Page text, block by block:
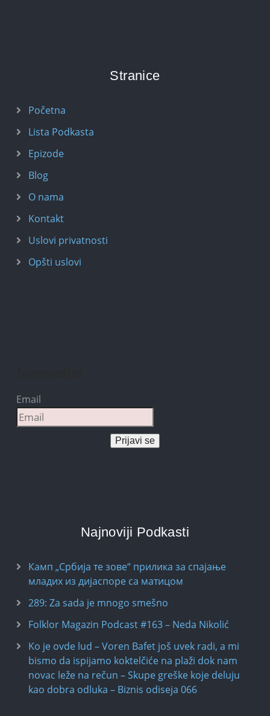
Stranice
Početna
Lista Podkasta
Epizode
Blog
O nama
Kontakt
Uslovi privatnosti
Opšti uslovi
Email
Prijavi se
Najnoviji Podkasti
Камп „Србија те зове“ прилика за спајање
младих из дијаспоре са матицом
289: Za sada je mnogo smešno
Folklor Magazin Podcast #163 – Neda Nikolić
Ko je ovde lud – Voren Bafet još uvek radi, a mi
bismo da ispijamo koktelčiće na plaži dok nam
novac leže na rečun – Skupe greške koje deluju
kao dobra odluka – Biznis odiseja 066